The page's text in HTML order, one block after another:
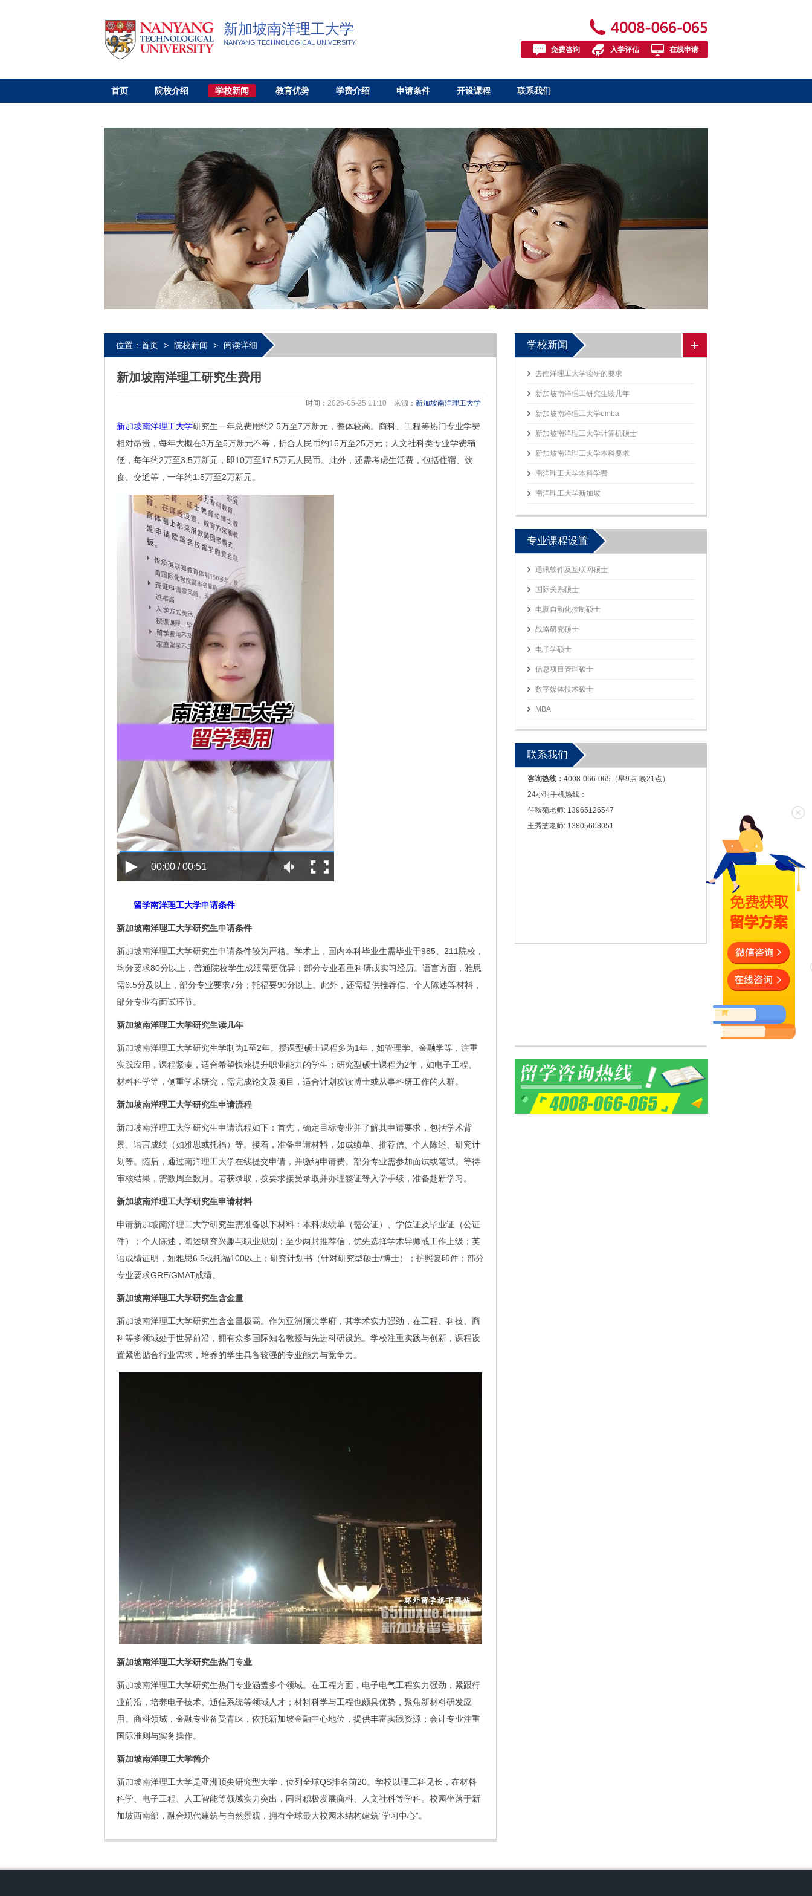
新加坡南洋理工大学
NANYANG TECHNOLOGICAL UNIVERSITY
免费咨询 入学评估 在线申请
首页 院校介绍 学校新闻 教育优势 学费介绍 申请条件 开设课程 联系我们
位置： 首页 > 院校新闻 > 阅读详细
新加坡南洋理工研究生费用
时间： 2026-05-25 11:10 来源： 新加坡南洋理工大学
新加坡南洋理工大学研究生一年总费用约2.5万至7万新元，整体较高。商科、工程等热门专业学费
相对昂贵，每年大概在3万至5万新元不等，折合人民币约15万至25万元；人文社科类专业学费稍
低，每年约2万至3.5万新元，即10万至17.5万元人民币。此外，还需考虑生活费，包括住宿、饮
食、交通等，一年约1.5万至2万新元。
00:00 / 00:51
留学南洋理工大学申请条件
新加坡南洋理工大学研究生申请条件
新加坡南洋理工大学研究生申请条件较为严格。学术上，国内本科毕业生需毕业于985、211院校，
均分要求80分以上，普通院校学生成绩需更优异；部分专业看重科研或实习经历。语言方面，雅思
需6.5分及以上，部分专业要求7分；托福要90分以上。此外，还需提供推荐信、个人陈述等材料，
部分专业有面试环节。
新加坡南洋理工大学研究生读几年
新加坡南洋理工大学研究生学制为1至2年。授课型硕士课程多为1年，如管理学、金融学等，注重
实践应用，课程紧凑，适合希望快速提升职业能力的学生；研究型硕士课程为2年，如电子工程、
材料科学等，侧重学术研究，需完成论文及项目，适合计划攻读博士或从事科研工作的人群。
新加坡南洋理工大学研究生申请流程
新加坡南洋理工大学研究生申请流程如下：首先，确定目标专业并了解其申请要求，包括学术背
景、语言成绩（如雅思或托福）等。接着，准备申请材料，如成绩单、推荐信、个人陈述、研究计
划等。随后，通过南洋理工大学在线提交申请，并缴纳申请费。部分专业需参加面试或笔试。等待
审核结果，需数周至数月。若获录取，按要求接受录取并办理签证等入学手续，准备赴新学习。
新加坡南洋理工大学研究生申请材料
申请新加坡南洋理工大学研究生需准备以下材料：本科成绩单（需公证）、学位证及毕业证（公证
件）；个人陈述，阐述研究兴趣与职业规划；至少两封推荐信，优先选择学术导师或工作上级；英
语成绩证明，如雅思6.5或托福100以上；研究计划书（针对研究型硕士/博士）；护照复印件；部分
专业要求GRE/GMAT成绩。
新加坡南洋理工大学研究生含金量
新加坡南洋理工大学研究生含金量极高。作为亚洲顶尖学府，其学术实力强劲，在工程、科技、商
科等多领域处于世界前沿，拥有众多国际知名教授与先进科研设施。学校注重实践与创新，课程设
置紧密贴合行业需求，培养的学生具备较强的专业能力与竞争力。
新加坡南洋理工大学研究生热门专业
新加坡南洋理工大学研究生热门专业涵盖多个领域。在工程方面，电子电气工程实力强劲，紧跟行
业前沿，培养电子技术、通信系统等领域人才；材料科学与工程也颇具优势，聚焦新材料研发应
用。商科领域，金融专业备受青睐，依托新加坡金融中心地位，提供丰富实践资源；会计专业注重
国际准则与实务操作。
新加坡南洋理工大学简介
新加坡南洋理工大学是亚洲顶尖研究型大学，位列全球QS排名前20。学校以理工科见长，在材料
科学、电子工程、人工智能等领域实力突出，同时积极发展商科、人文社科等学科。校园坐落于新
加坡西南部，融合现代建筑与自然景观，拥有全球最大校园木结构建筑“学习中心”。
学校新闻
去南洋理工大学读研的要求
新加坡南洋理工研究生读几年
新加坡南洋理工大学emba
新加坡南洋理工大学计算机硕士
新加坡南洋理工大学本科要求
南洋理工大学本科学费
南洋理工大学新加坡
专业课程设置
通讯软件及互联网硕士
国际关系硕士
电脑自动化控制硕士
战略研究硕士
电子学硕士
信息项目管理硕士
数字媒体技术硕士
MBA
联系我们
咨询热线： 4008-066-065（早9点-晚21点）
24小时手机热线：
任秋菊老师: 13965126547
王秀芝老师: 13805608051